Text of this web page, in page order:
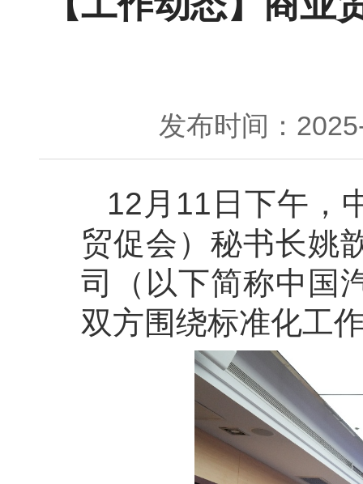
发布时间：
12月11日下午，
贸促会）秘书长姚
司（以下简称中国
双方围绕标准化工